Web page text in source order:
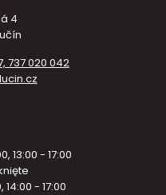
4
737 020 042
13:00 - 17:00
14:00 - 17:00